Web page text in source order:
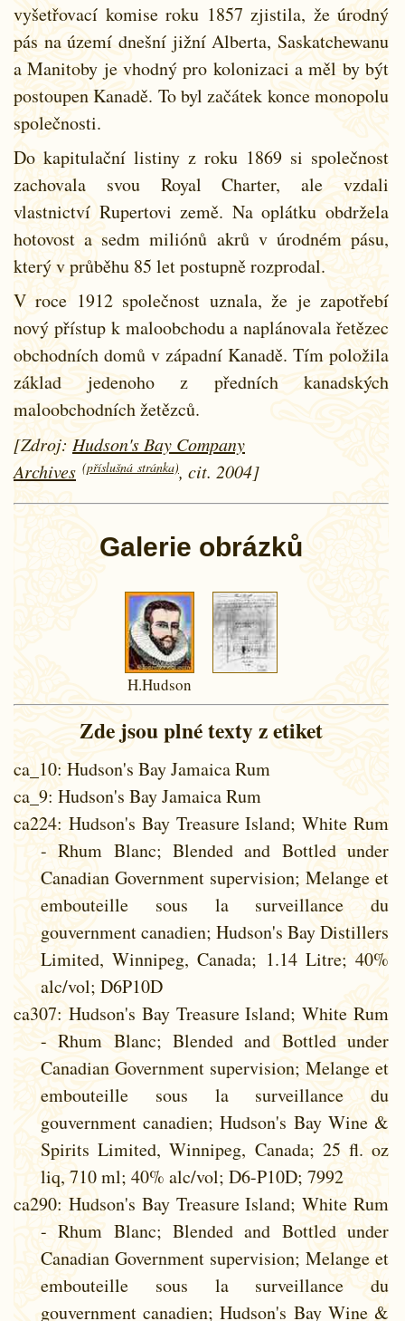
vyšetřovací komise roku 1857 zjistila, že úrodný
pás na území dnešní jižní Alberta, Saskatchewanu
a Manitoby je vhodný pro kolonizaci a měl by být
postoupen Kanadě. To byl začátek konce monopolu
společnosti.
Do kapitulační listiny z roku 1869 si společnost
zachovala svou Royal Charter, ale vzdali
vlastnictví Rupertovi země. Na oplátku obdržela
hotovost a sedm miliónů akrů v úrodném pásu,
který v průběhu 85 let postupně rozprodal.
V roce 1912 společnost uznala, že je zapotřebí
nový přístup k maloobchodu a naplánovala řetězec
obchodních domů v západní Kanadě. Tím položila
základ jedenoho z předních kanadských
maloobchodních žetězců.
[Zdroj: Hudson's Bay Company
Archives (příslušná stránka), cit. 2004]
Galerie obrázků
H.Hudson
Zde jsou plné texty z etiket
ca_10: Hudson's Bay Jamaica Rum
ca_9: Hudson's Bay Jamaica Rum
ca224: Hudson's Bay Treasure Island; White Rum
- Rhum Blanc; Blended and Bottled under
Canadian Government supervision; Melange et
embouteille sous la surveillance du
gouvernment canadien; Hudson's Bay Distillers
Limited, Winnipeg, Canada; 1.14 Litre; 40%
alc/vol; D6P10D
ca307: Hudson's Bay Treasure Island; White Rum
- Rhum Blanc; Blended and Bottled under
Canadian Government supervision; Melange et
embouteille sous la surveillance du
gouvernment canadien; Hudson's Bay Wine &
Spirits Limited, Winnipeg, Canada; 25 fl. oz
liq, 710 ml; 40% alc/vol; D6-P10D; 7992
ca290: Hudson's Bay Treasure Island; White Rum
- Rhum Blanc; Blended and Bottled under
Canadian Government supervision; Melange et
embouteille sous la surveillance du
gouvernment canadien; Hudson's Bay Wine &